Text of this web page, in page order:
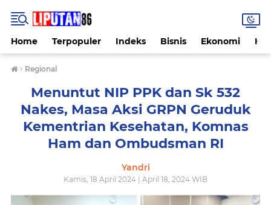
Home Terpopuler Indeks Bisnis Ekonomi
› Regional
Menuntut NIP PPK dan Sk 532
Nakes, Masa Aksi GRPN Geruduk
Kementrian Kesehatan, Komnas
Ham dan Ombudsman RI
Yandri
Kamis, 18 April 2024 | April 18, 2024 WIB